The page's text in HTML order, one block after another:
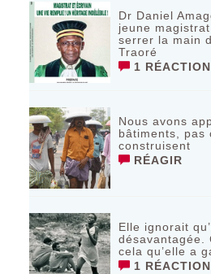
Dr Daniel
jeune
serrer la main
Traoré
1 RÉACTION
Nous avons
bâtiments, pas
construisent
RÉAGIR
Elle ignorait
désavantagée.
cela qu’elle a
1 RÉACTION